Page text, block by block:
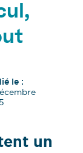
le :
un